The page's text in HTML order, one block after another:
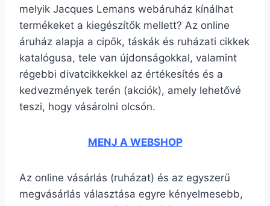
melyik Jacques Lemans webáruház kínálhat
termékeket a kiegészítők mellett? Az online
áruház alapja a cipők, táskák és ruházati cikkek
katalógusa, tele van újdonságokkal, valamint
régebbi divatcikkekkel az értékesítés és a
kedvezmények terén (akciók), amely lehetővé
teszi, hogy vásárolni olcsón.
MENJ A WEBSHOP
Az online vásárlás (ruházat) és az egyszerű
megvásárlás választása egyre kényelmesebb,